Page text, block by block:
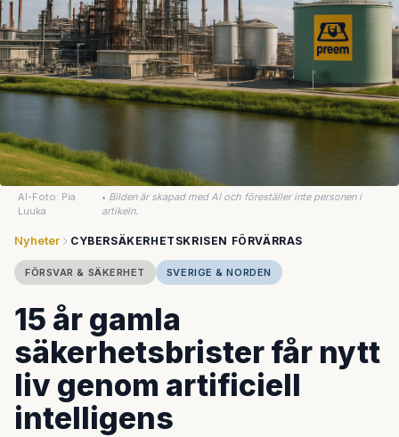
AI-Foto: Pia
Luuka
• Bilden är skapad med AI och föreställer inte personen i
artikeln.
Nyheter CYBERSÄKERHETSKRISEN FÖRVÄRRAS
FÖRSVAR & SÄKERHET SVERIGE & NORDEN
15 år gamla
säkerhetsbrister får nytt
liv genom artificiell
intelligens